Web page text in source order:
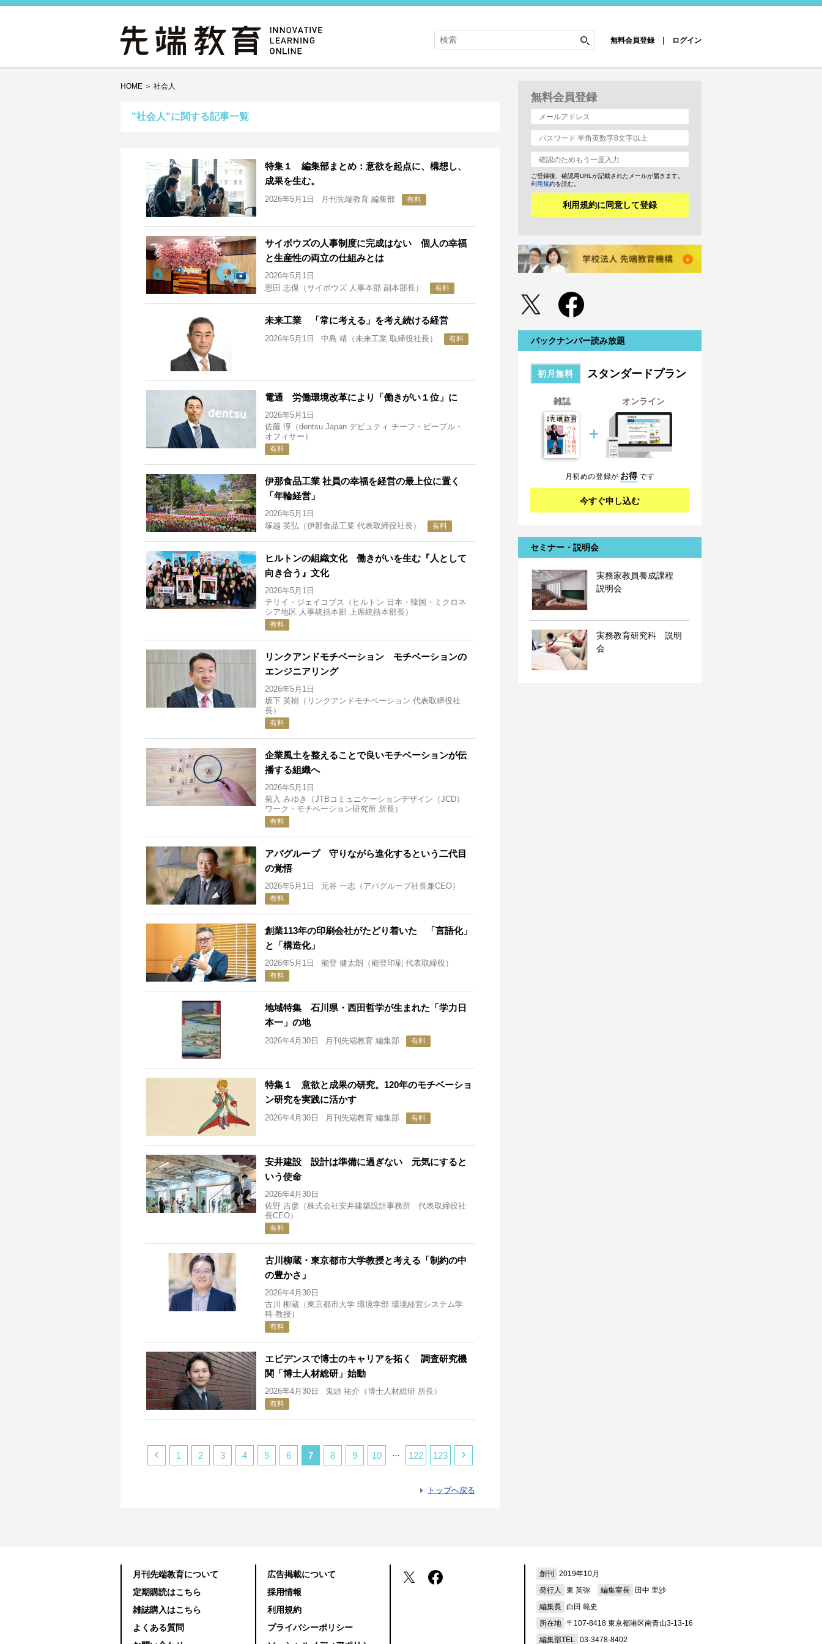
無料会員登録 ログイン
HOME ＞ 社会人
"社会人"に関する記事一覧
特集１ 編集部まとめ：意欲を起点に、構想し、
成果を生む。
2026年5月1日 月刊先端教育 編集部 有料
サイボウズの人事制度に完成はない 個人の幸福
と生産性の両立の仕組みとは
2026年5月1日
恩田 志保（サイボウズ 人事本部 副本部長）
有料
未来工業 「常に考える」を考え続ける経営
2026年5月1日 中島 靖（未来工業 取締役社長） 有料
電通 労働環境改革により「働きがい１位」に
2026年5月1日
佐藤 淳（dentsu Japan デピュティ チーフ・ピープル・
オフィサー）
有料
伊那食品工業 社員の幸福を経営の最上位に置く
「年輪経営」
2026年5月1日
塚越 英弘（伊那食品工業 代表取締役社長）
有料
ヒルトンの組織文化 働きがいを生む『人として
向き合う』文化
2026年5月1日
テリイ・ジェイコブス（ヒルトン 日本・韓国・ミクロネ
シア地区 人事統括本部 上席統括本部長）
有料
リンクアンドモチベーション モチベーションの
エンジニアリング
2026年5月1日
坂下 英樹（リンクアンドモチベーション 代表取締役社
長）
有料
企業風土を整えることで良いモチベーションが伝
播する組織へ
2026年5月1日
菊入 みゆき（JTBコミュニケーションデザイン（JCD）
ワーク・モチベーション研究所 所長）
有料
アパグループ 守りながら進化するという二代目
の覚悟
2026年5月1日 元谷 一志（アパグループ社長兼CEO）
有料
創業113年の印刷会社がたどり着いた 「言語化」
と「構造化」
2026年5月1日 能登 健太朗（能登印刷 代表取締役）
有料
地域特集 石川県・西田哲学が生まれた「学力日
本一」の地
2026年4月30日 月刊先端教育 編集部 有料
特集１ 意欲と成果の研究。120年のモチベーショ
ン研究を実践に活かす
2026年4月30日 月刊先端教育 編集部 有料
安井建設 設計は準備に過ぎない 元気にすると
いう使命
2026年4月30日
佐野 吉彦（株式会社安井建築設計事務所 代表取締役社
長CEO）
有料
古川柳蔵・東京都市大学教授と考える「制約の中
の豊かさ」
2026年4月30日
古川 柳蔵（東京都市大学 環境学部 環境経営システム学
科 教授）
有料
エビデンスで博士のキャリアを拓く 調査研究機
関「博士人材総研」始動
2026年4月30日 鬼頭 祐介（博士人材総研 所長）
有料
‹ 1 2 3 4 5 6 7 8 9 10 ... 122 123 ›
トップへ戻る
無料会員登録
ご登録後、確認用URLが記載されたメールが届きます。
利用規約を読む。
利用規約に同意して登録
バックナンバー読み放題
初月無料 スタンダードプラン
雑誌
＋
オンライン
月初めの登録が お得です
今すぐ申し込む
セミナー・説明会
実務家教員養成課程
説明会
実務教育研究科 説明
会
月刊先端教育について
定期購読はこちら
雑誌購入はこちら
よくある質問
広告掲載について
採用情報
利用規約
プライバシーポリシー
創刊
2019年10月
発行人
東 英弥 編集室長
田中 里沙
編集長 白田 範史
所在地 〒107-8418 東京都港区南青山3-13-16
編集部TEL
03-3478-8402